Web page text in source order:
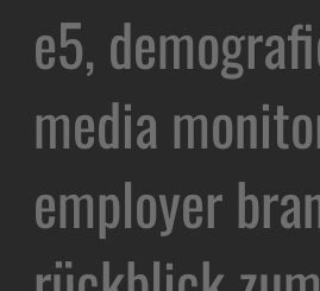
e5,
media
employer